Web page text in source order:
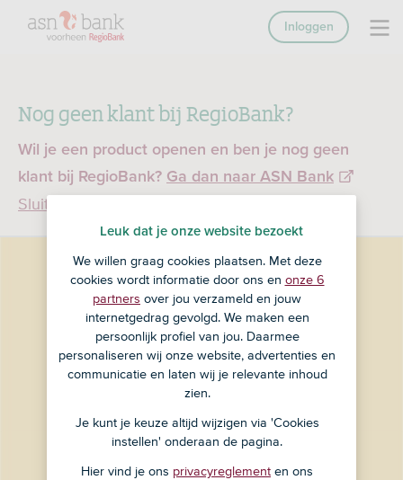
Nog geen klant bij RegioBank?
Wil je een product openen en ben je nog geen
klant bij RegioBank? Ga dan naar ASN Bank
Sluiten
Inloggen
Leuk dat je onze website bezoekt
We willen graag cookies plaatsen. Met deze
cookies wordt informatie door ons en onze 6
partners over jou verzameld en jouw
internetgedrag gevolgd. We maken een
persoonlijk profiel van jou. Daarmee
personaliseren wij onze website, advertenties en
communicatie en laten wij je relevante inhoud
zien.
Je kunt je keuze altijd wijzigen via 'Cookies
instellen' onderaan de pagina.
Hier vind je ons privacyreglement en ons